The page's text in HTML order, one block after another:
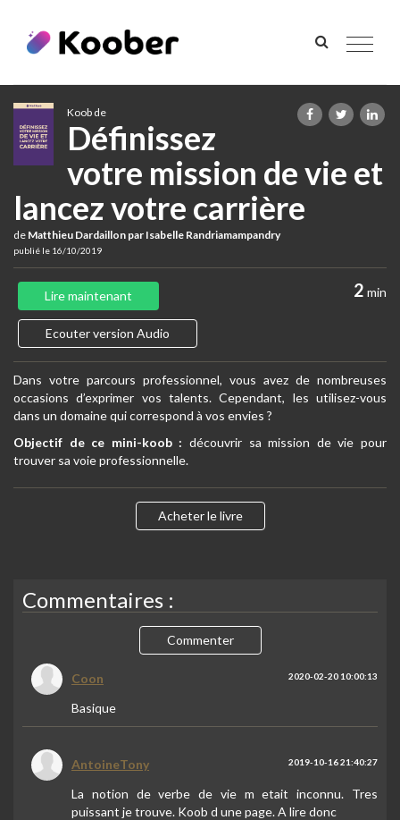
Toggle
Koob de
Définissez
votre mission de vie et
lancez votre carrière
de Matthieu Dardaillon par Isabelle Randriamampandry
publié le 16/10/2019
2 min
Lire maintenant
Ecouter version Audio
Dans votre parcours professionnel, vous avez de nombreuses
occasions d’exprimer vos talents. Cependant, les utilisez-vous
dans un domaine qui correspond à vos envies ?
Objectif de ce mini-koob : découvrir sa mission de vie pour
trouver sa voie professionnelle.
Acheter le livre
Commentaires :
Commenter
Coon 2020-02-20 10:00:13
Basique
AntoineTony 2019-10-16 21:40:27
La notion de verbe de vie m etait inconnu. Tres
puissant je trouve. Koob d une page. A lire donc